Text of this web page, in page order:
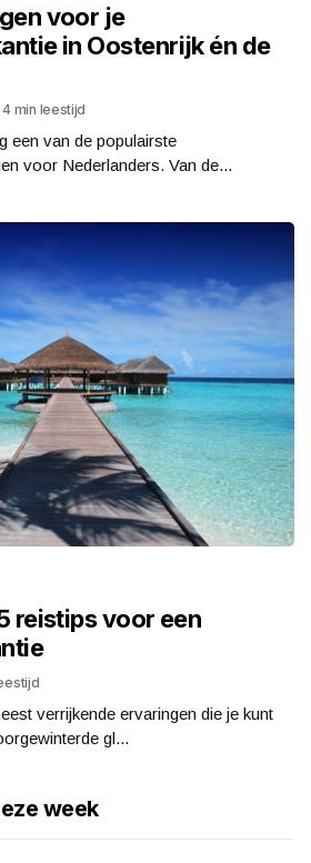
voor je
in Oostenrijk én de
4 min leestijd
een van de populairste
voor Nederlanders. Van de...
reistips voor een
verrijkende ervaringen die je kunt
gl...
week